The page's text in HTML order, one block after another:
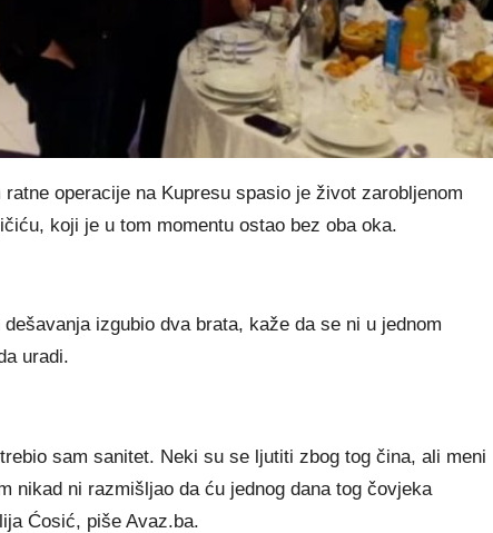
operacije na Kupresu spasio je život zarobljenom
koji je u tom momentu ostao bez oba oka.
izgubio dva brata, kaže da se ni u jednom
uradi.
sam sanitet. Neki su se ljutiti zbog tog čina, ali meni
nikad ni razmišljao da ću jednog dana tog čovjeka
Ćosić, piše Avaz.ba.